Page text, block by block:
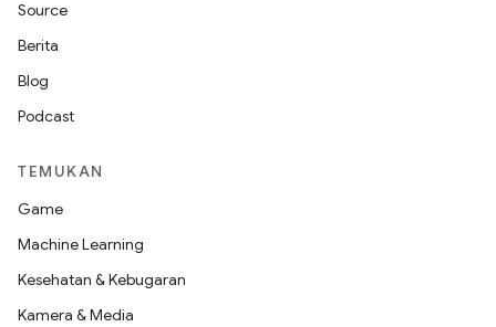
Source
Berita
Blog
Podcast
TEMUKAN
Game
Machine Learning
Kesehatan & Kebugaran
Kamera & Media